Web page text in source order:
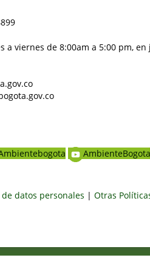
viernes de 8:00am a 5:00 pm,
AmbienteBogota
datos personales | Otras